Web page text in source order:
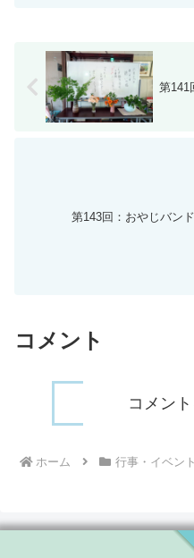
第141
第143回：おやじバン
コメント
コメン
ホーム 行事・イベント